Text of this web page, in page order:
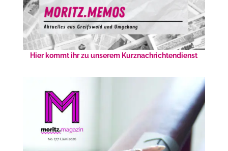
Hier kommt ihr zu unserem Kurznachrichtendienst